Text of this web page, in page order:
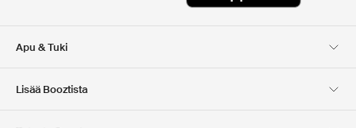
Apu & Tuki
Lisää Booztista